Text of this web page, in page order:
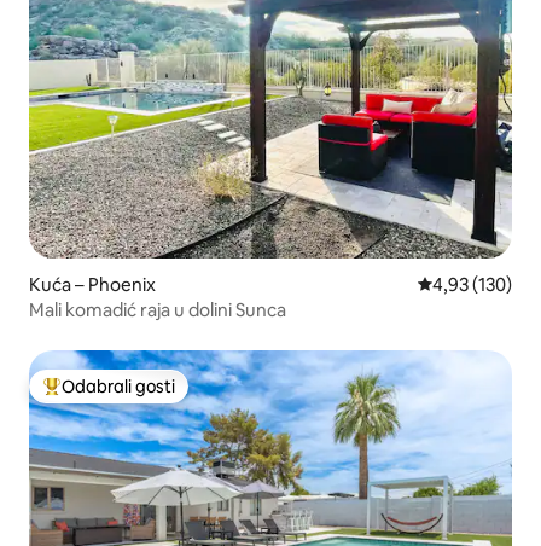
Kuća – Phoenix Prosječna
4,93 (130)
Mali komadić raja u dolini Sunca
Među najviše rangiranima s oznakom „Odabrali gosti”
Odabrali gosti